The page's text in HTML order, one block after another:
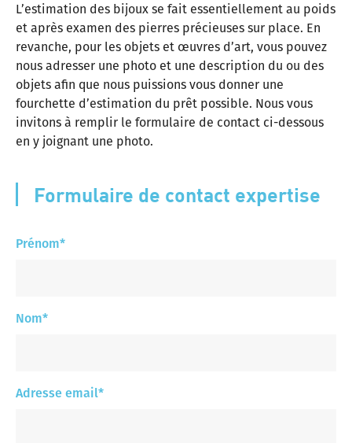
L’estimation des bijoux se fait essentiellement au poids
et après examen des pierres précieuses sur place. En
revanche, pour les objets et œuvres d’art, vous pouvez
nous adresser une photo et une description du ou des
objets afin que nous puissions vous donner une
fourchette d’estimation du prêt possible. Nous vous
invitons à remplir le formulaire de contact ci-dessous
en y joignant une photo.
Formulaire de contact expertise
Prénom*
Nom*
Adresse email*